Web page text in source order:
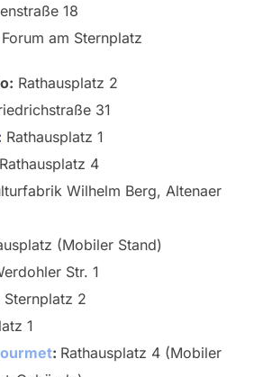
18
Forum am Sternplatz
Rathausplatz 2
31
Rathausplatz 1
Rathausplatz 4
Wilhelm Berg, Altenaer
(Mobiler Stand)
Str. 1
Sternplatz 2
1
: Rathausplatz 4 (Mobiler